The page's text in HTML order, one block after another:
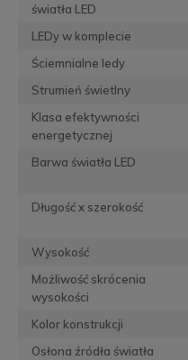
światła LED
LEDy w komplecie
Ściemnialne ledy
Strumień świetlny
Klasa efektywności
energetycznej
Barwa światła LED
Długość x szerokość
Wysokość
Możliwość skrócenia
wysokości
Kolor konstrukcji
Osłona źródła światła